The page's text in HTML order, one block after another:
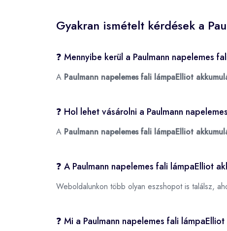
Gyakran ismételt kérdések a
❓ Mennyibe kerül a Paulmann napelemes
A Paulmann napelemes fali lámpaElliot
❓ Hol lehet vásárolni a Paulmann
A Paulmann napelemes fali lámpaElliot
❓ A Paulmann napelemes fali lámpaElliot
Weboldalunkon több olyan eszshopot is találsz,
❓ Mi a Paulmann napelemes fali